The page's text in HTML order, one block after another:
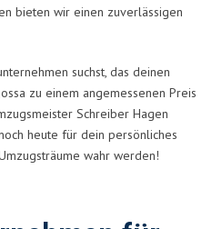
bieten wir einen zuverlässigen
suchst, das deinen
zu einem angemessenen Preis
Schreiber Hagen
heute für dein persönliches
wahr werden!